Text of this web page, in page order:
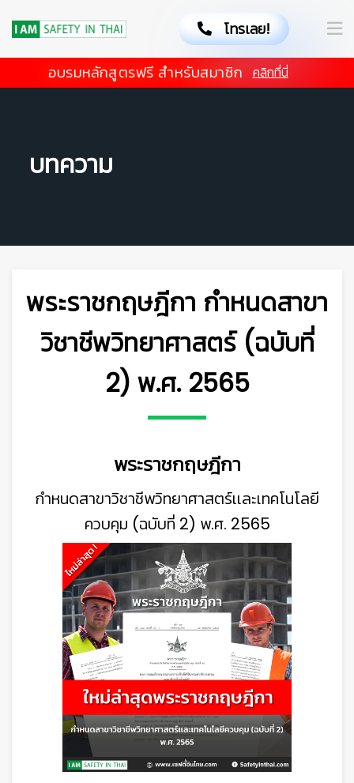
โทรเลย!
อบรมหลักสูตรฟรี สำหรับสมาชิก คลิกที่นี่
บทความ
พระราชกฤษฎีกา กำหนดสาขา
วิชาชีพวิทยาศาสตร์ (ฉบับที่
2) พ.ศ. 2565
พระราชกฤษฎีกา
กำหนดสาขาวิชาชีพวิทยาศาสตร์เเละเทคโนโลยี
ควบคุม (ฉบับที่ 2) พ.ศ. 2565